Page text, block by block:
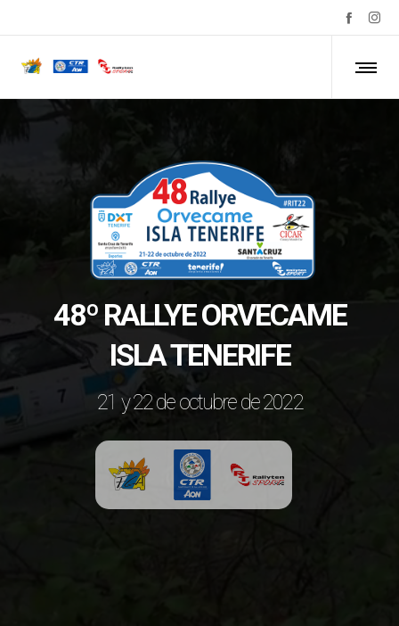
48º RALLYE ORVECAME
ISLA TENERIFE
21 y 22 de octubre de 2022